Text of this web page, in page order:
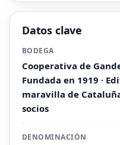
Datos clave
BODEGA
Cooperativa de
Fundada en 1919 ·
maravilla de
socios
DENOMINACIÓN